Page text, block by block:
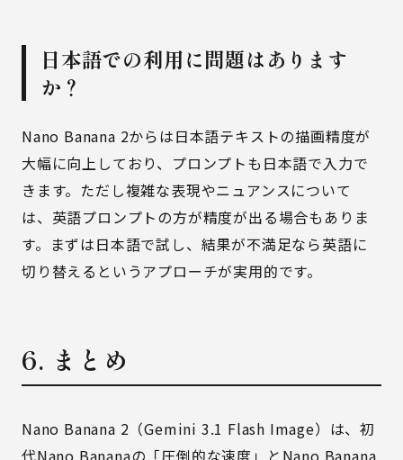
日本語での利用に問題はあります
か？
Nano Banana 2からは日本語テキストの描画精度が
大幅に向上しており、プロンプトも日本語で入力で
きます。ただし複雑な表現やニュアンスについて
は、英語プロンプトの方が精度が出る場合もありま
す。まずは日本語で試し、結果が不満足なら英語に
切り替えるというアプローチが実用的です。
6. まとめ
Nano Banana 2（Gemini 3.1 Flash Image）は、初
代Nano Bananaの「圧倒的な速度」とNano Banana